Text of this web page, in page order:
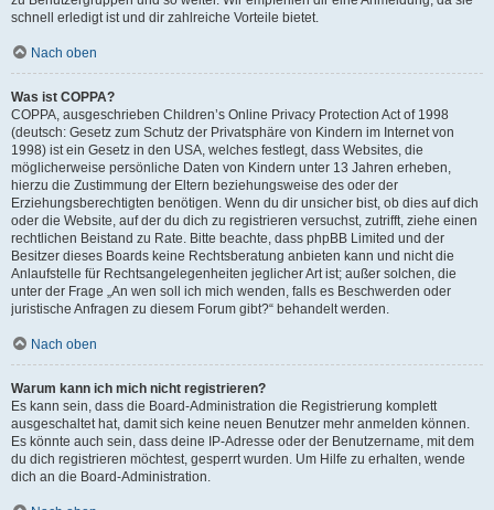
schnell erledigt ist und dir zahlreiche Vorteile bietet.
Nach oben
Was ist COPPA?
COPPA, ausgeschrieben Children’s Online Privacy Protection Act of 1998
(deutsch: Gesetz zum Schutz der Privatsphäre von Kindern im Internet von
1998) ist ein Gesetz in den USA, welches festlegt, dass Websites, die
möglicherweise persönliche Daten von Kindern unter 13 Jahren erheben,
hierzu die Zustimmung der Eltern beziehungsweise des oder der
Erziehungsberechtigten benötigen. Wenn du dir unsicher bist, ob dies auf dich
oder die Website, auf der du dich zu registrieren versuchst, zutrifft, ziehe einen
rechtlichen Beistand zu Rate. Bitte beachte, dass phpBB Limited und der
Besitzer dieses Boards keine Rechtsberatung anbieten kann und nicht die
Anlaufstelle für Rechtsangelegenheiten jeglicher Art ist; außer solchen, die
unter der Frage „An wen soll ich mich wenden, falls es Beschwerden oder
juristische Anfragen zu diesem Forum gibt?“ behandelt werden.
Nach oben
Warum kann ich mich nicht registrieren?
Es kann sein, dass die Board-Administration die Registrierung komplett
ausgeschaltet hat, damit sich keine neuen Benutzer mehr anmelden können.
Es könnte auch sein, dass deine IP-Adresse oder der Benutzername, mit dem
du dich registrieren möchtest, gesperrt wurden. Um Hilfe zu erhalten, wende
dich an die Board-Administration.